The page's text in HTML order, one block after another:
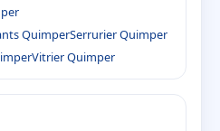
QuimperSerrurier Quimper
Vitrier Quimper